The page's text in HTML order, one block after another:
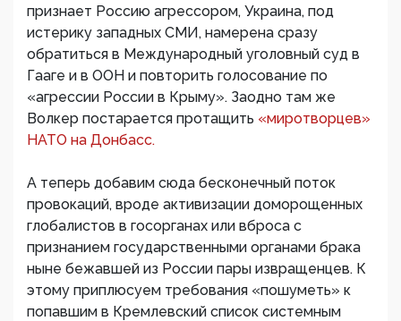
признает Россию агрессором, Украина, под
истерику западных СМИ, намерена сразу
обратиться в Международный уголовный суд в
Гааге и в ООН и повторить голосование по
«агрессии России в Крыму». Заодно там же
Волкер постарается протащить «миротворцев»
НАТО на Донбасс.
А теперь добавим сюда бесконечный поток
провокаций, вроде активизации доморощенных
глобалистов в госорганах или вброса с
признанием государственными органами брака
ныне бежавшей из России пары извращенцев. К
этому приплюсуем требования «пошуметь» к
попавшим в Кремлевский список системным